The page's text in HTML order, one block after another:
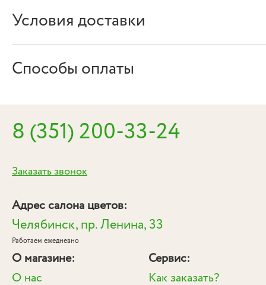
Условия доставки
Способы оплаты
8 (351) 200-33-24
Заказать звонок
Адрес салона цветов:
Челябинск, пр. Ленина, 33
Работаем ежедневно
О магазине:
О нас
Сервис:
Как заказать?